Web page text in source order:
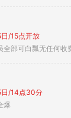
/15点开放
部可白瓢无任何收费地
日/14点30分
爆